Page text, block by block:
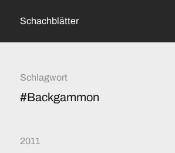
Schachblätter
Schlagwort
#Backgammon
2011